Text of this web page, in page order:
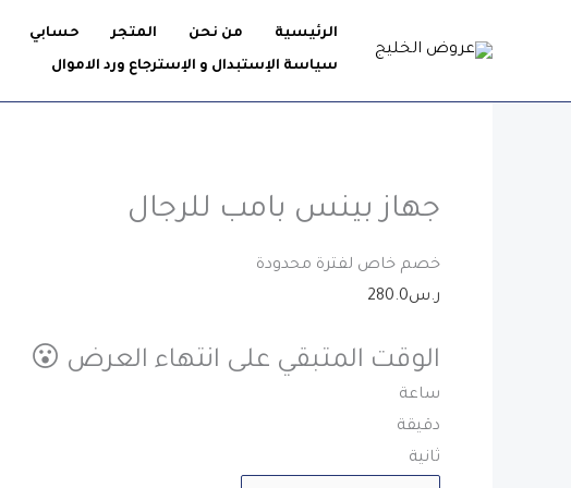
الرئيسية من نحن المتجر حسابي
سياسة الإستبدال و الإسترجاع ورد الاموال
جهاز بينس بامب للرجال
خصم خاص لفترة محدودة
ر.س280.0
الوقت المتبقي على انتهاء العرض 😮
ساعة
دقيقة
ثانية
جهاز